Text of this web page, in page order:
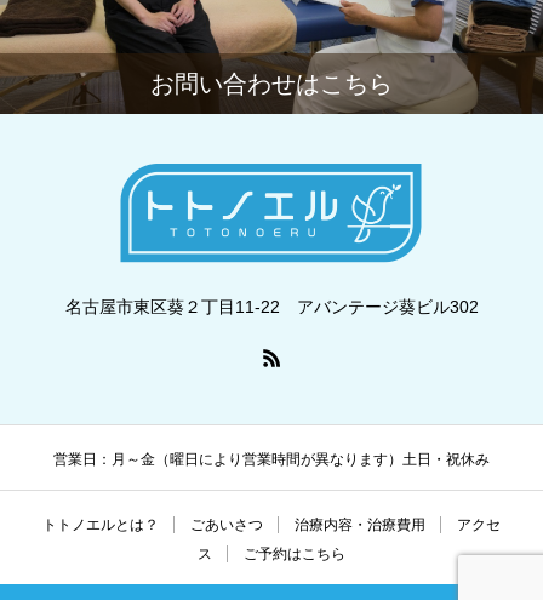
お問い合わせはこちら
名古屋市東区葵２丁目11-22 アバンテージ葵ビル302
営業日：月～金（曜日により営業時間が異なります）土日・祝休み
トトノエルとは？ ごあいさつ 治療内容・治療費用
アクセ
ス
ご予約はこちら